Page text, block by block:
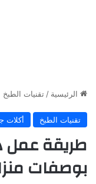
الرئيسية / تقنيات الطبخ
تقنيات الطبخ أكلات
طريقة عمل
بوصفات